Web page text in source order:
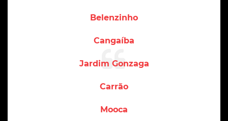
Belenzinho
Cangaíba
Jardim Gonzaga
Carrão
Mooca